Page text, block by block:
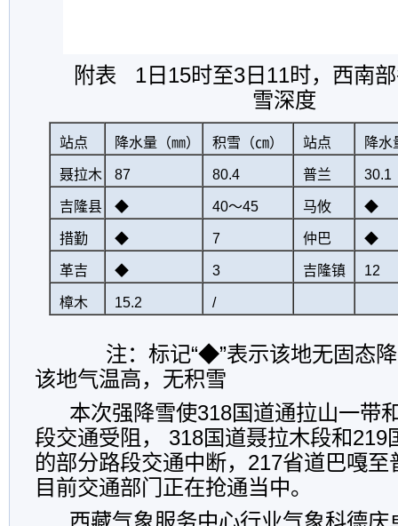
附表 1日 15时至3日 11时，西南
雪深度
站点 降水量（㎜） 积雪（㎝） 站点 降水
聂拉木 87 80.4 普兰 30.1
吉隆县 ◆ 40～45 马攸 ◆
措勤 ◆ 7 仲巴 ◆
革吉 ◆ 3 吉隆镇 12
樟木 15.2 /
注：标记“◆”表示该地无固态
该地气温高，无积雪
本次强降雪使318国道通拉山一带
段交通受阻， 318国道聂拉木段和219
的部分路段交通中断， 217省道巴嘎至
目前交通部门正在抢通当中。
西藏气象服务中心行业气象科德庆